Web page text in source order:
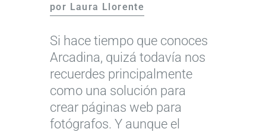
LOGIN
EMPEZAR AHORA
por Laura Llorente
Si hace tiempo que conoces
Arcadina, quizá todavía nos
recuerdes principalmente
como una solución para
crear páginas web para
fotógrafos. Y aunque el